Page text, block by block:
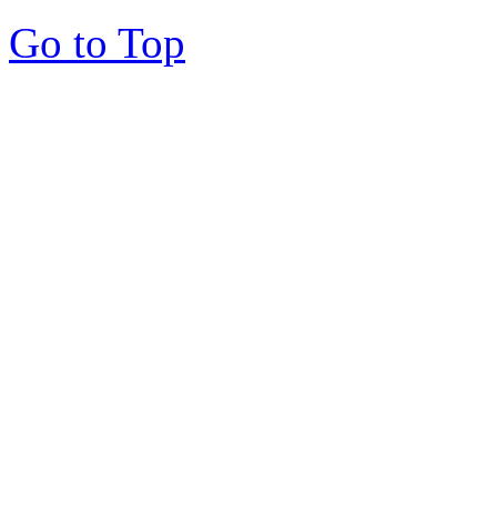
Go to Top